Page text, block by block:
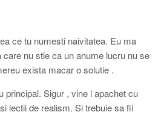
ce tu numesti naivitatea. Eu ma
nu stie ca un anume lucru nu se
exista macar o solutie .
principal. Sigur , vine l apachet cu
lectii de realism. Si trebuie sa fii